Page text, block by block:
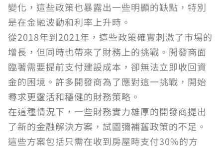
變化，這些政策也暴露出一些明顯的缺點，特別
是在金融波動和利率上升時。
從2018年到2021年，這些政策確實刺激了市場的
增長，但同時也帶來了財務上的挑戰。開發商面
臨著需要提前支付建設成本，卻無法立即收回資
金的困境。許多開發商為了應對這一挑戰，開始
尋求更靈活和穩健的財務策略。
在這種情況下，一些財務實力雄厚的開發商提出
了新的金融解決方案，試圖彌補舊政策的不足。
這些方案包括只需在收到房屋時支付30%的方